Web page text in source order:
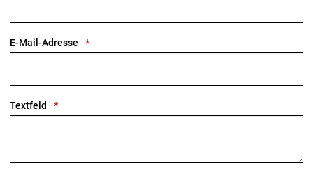
E-Mail-Adresse
Textfeld